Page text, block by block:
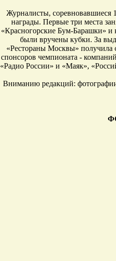
Журналисты,
награды. Первые три места
«Красногорские Бум-Барашки»
были вручены кубки. За
«Рестораны Москвы» получила
спонсоров чемпионата -
«Радио России» и «Маяк»,
Вниманию редакций: